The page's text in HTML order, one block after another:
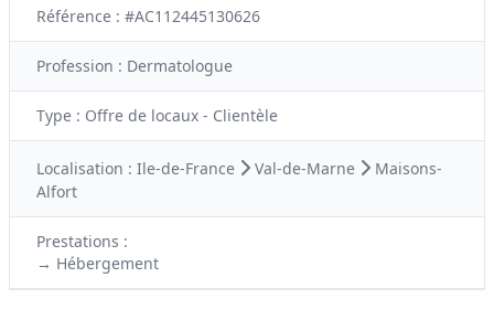
Référence : #AC112445130626
Profession : Dermatologue
Type : Offre de locaux - Clientèle
Localisation : Ile-de-France Val-de-Marne
Maisons-
Alfort
Prestations :
→ Hébergement